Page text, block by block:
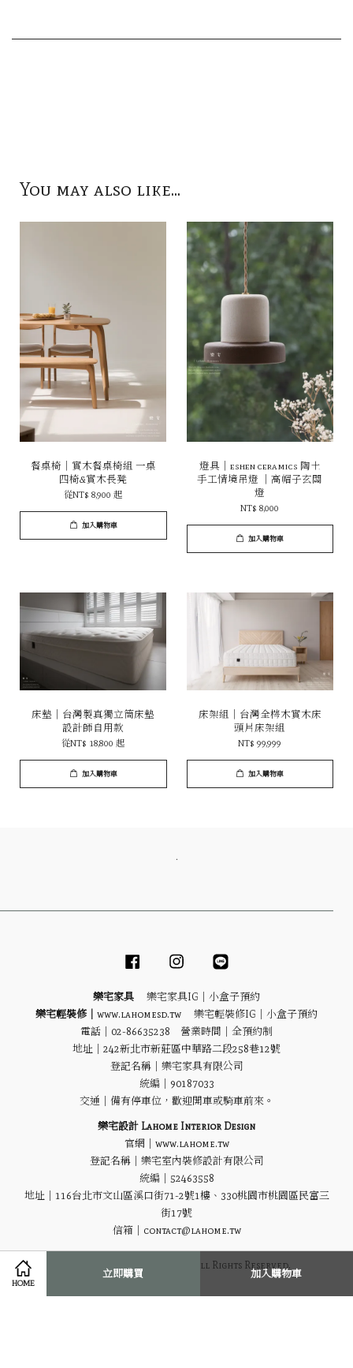
HOME
立即購買 加入購物車
You may also like...
餐桌椅｜實木餐桌椅組 一桌
四椅&實木長凳
從NT$ 8,900起
加入購物車
燈具｜eshen ceramics 陶土
手工情境吊燈 ｜高帽子玄關
燈
NT$ 8,000
加入購物車
床墊｜台灣製真獨立筒床墊
設計師自用款
從NT$ 18,800起
加入購物車
床架組｜台灣全梣木實木床
頭片床架組
NT$ 99,999
加入購物車
．
Facebook Instagram
樂宅家具 樂宅家具IG｜ 小盒子預約
樂宅輕裝修｜ www.lahomesd.tw 樂宅輕裝修IG｜ 小盒子預約
電話｜02-86635238 營業時間｜全預約制
地址｜ 242新北市新莊區中華路二段258巷12號
登記名稱｜樂宅家具有限公司
統編｜90187033
交通｜備有停車位，歡迎開車或騎車前來。
樂宅設計 Lahome Interior Design
官網｜www.lahome.tw
登記名稱｜樂宅室內裝修設計有限公司
統編｜52463558
地址｜116台北市文山區溪口街71-2號1樓、330桃園市桃園區民富三
街17號
信箱｜contact@lahome.tw
Ⓒ 2021 Lahome Homeware All Rights Reserved.